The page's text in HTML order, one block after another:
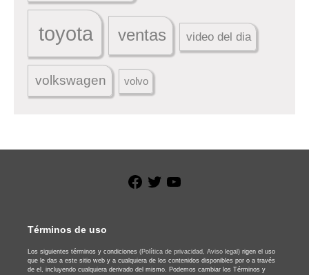
toyota ventas video del dia
volkswagen volvo
Facebook
Twitter
Términos de uso
Los siguientes términos y condiciones (Política de privacidad, Aviso legal) rigen el uso
que le das a este sitio web y a cualquiera de los contenidos disponibles por o a través
de el, incluyendo cualquiera derivado del mismo. Podemos cambiar los Términos y